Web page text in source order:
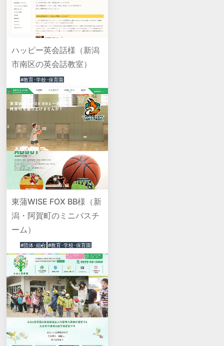
ハッピー英会話様（新潟
市南区の英会話教室）
#教育･学校･保育園
東蒲WISE FOX BB様（新
潟・阿賀町のミニバスチ
ーム）
#団体･組合 #教育･学校･保育園